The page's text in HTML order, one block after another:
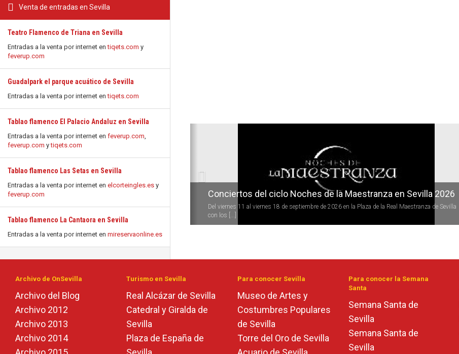
Venta de entradas en Sevilla
Teatro Flamenco de Triana en Sevilla
Entradas a la venta por internet entiqets.com y
feverup.com
Guadalpark el parque acuático de Sevilla
Entradas a la venta por internet entiqets.com
Tablao flamenco El Palacio Andaluz en Sevilla
Entradas a la venta por internet en feverup.com,
feverup.com ytiqets.com
Tablao flamenco Las Setas en Sevilla
Entradas a la venta por internet en elcorteingles.es y
feverup.com
Tablao flamenco La Cantaora en Sevilla
Entradas a la venta por internet en mireservaonline.es
Conciertos del ciclo Noches de la Maestranza en Sevilla 2026
Del viernes 11 al viernes 18 de septiembre de 2026 en la Plaza de la Real Maestranza de Sevilla
con los [...]
Archivo de OnSevilla
Archivo del Blog
Archivo 2012
Archivo 2013
Archivo 2014
Turismo en Sevilla
Real Alcázar de Sevilla
Catedral y Giralda de
Sevilla
Plaza de España de
Para conocer Sevilla
Museo de Artes y
Costumbres Populares
de Sevilla
Torre del Oro de Sevilla
Para conocer la Semana
Santa
Semana Santa de
Sevilla
Semana Santa de
Sevilla